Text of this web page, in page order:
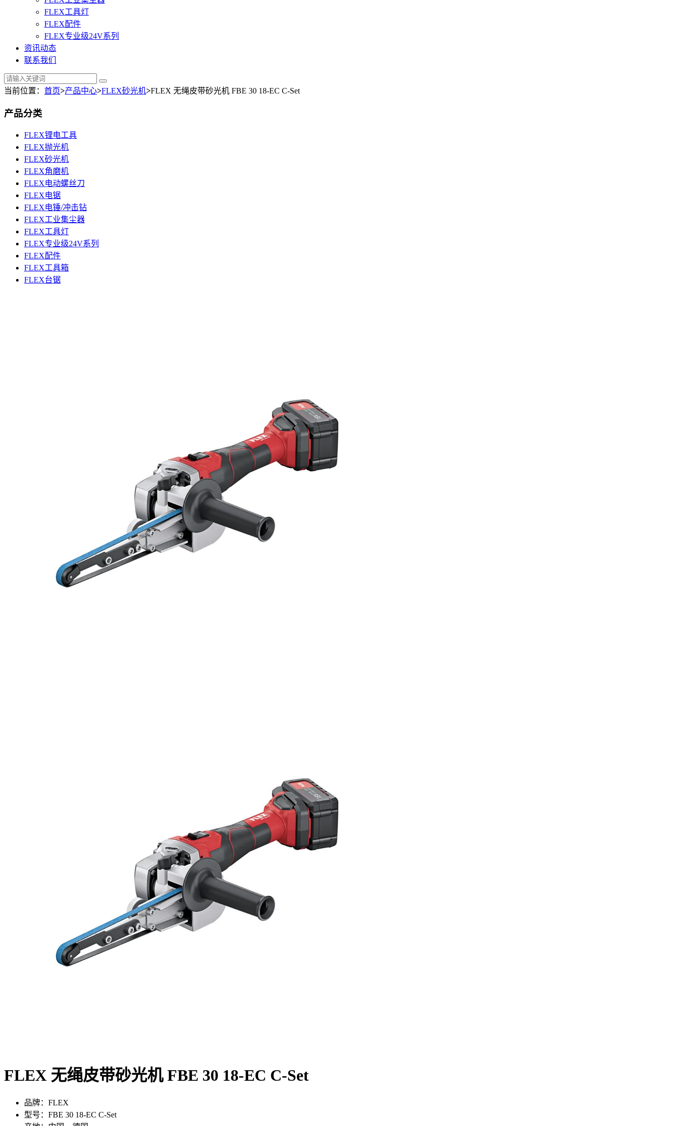
FLEX工具灯
FLEX配件
FLEX专业级24V系列
资讯动态
联系我们
当前位置： 首页>产品中心>FLEX砂光机>FLEX 无绳皮带砂光机 FBE 30 18-EC C-Set
产品分类
FLEX锂电工具
FLEX抛光机
FLEX砂光机
FLEX角磨机
FLEX电动螺丝刀
FLEX电锯
FLEX电锤/冲击钻
FLEX工业集尘器
FLEX工具灯
FLEX专业级24V系列
FLEX配件
FLEX工具箱
FLEX台锯
FLEX 无绳皮带砂光机 FBE 30 18-EC C-Set
品牌：FLEX
型号：FBE 30 18-EC C-Set